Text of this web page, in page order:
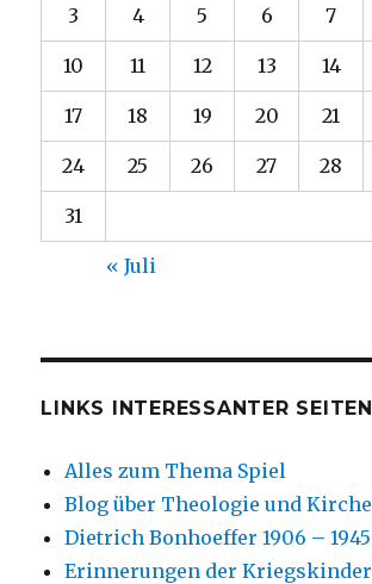
3 4 5 6 7
10 11 12 13 14
17 18 19 20 21
24 25 26 27 28
31
« Juli
LINKS INTERESSANTER SEITEN
Alles zum Thema Spiel
Blog über Theologie und Kirche
Dietrich Bonhoeffer 1906 – 1945
Erinnerungen der Kriegskinder